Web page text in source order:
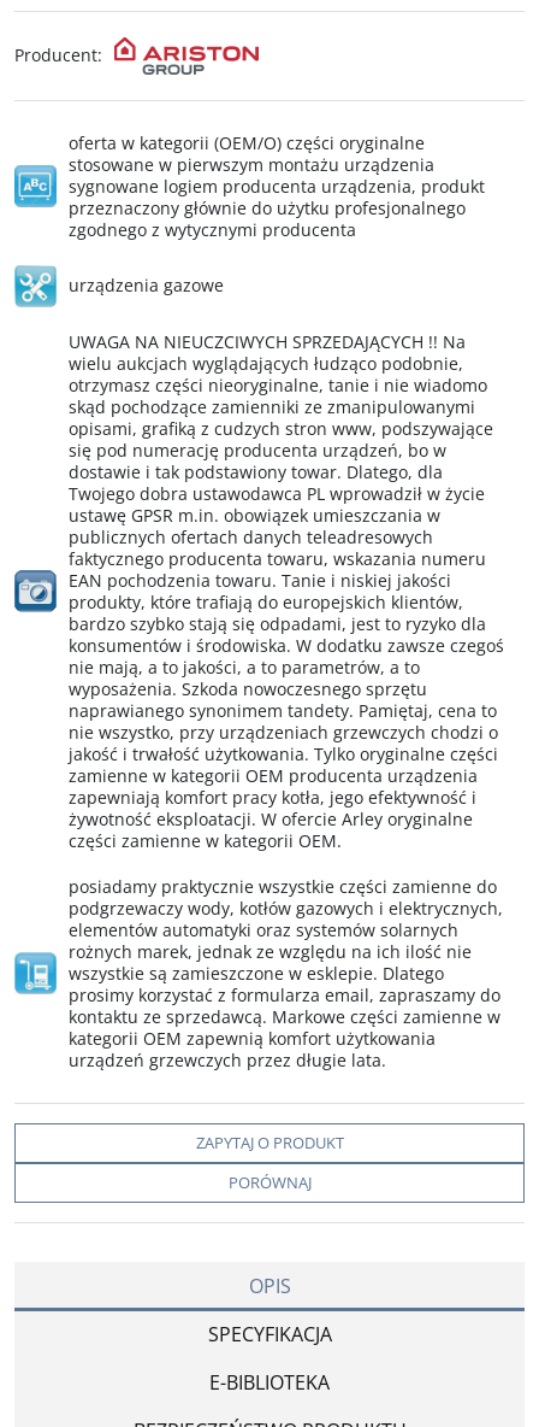
Producent:
oferta w kategorii (OEM/O) części oryginalne
stosowane w pierwszym montażu urządzenia
sygnowane logiem producenta urządzenia, produkt
przeznaczony głównie do użytku profesjonalnego
zgodnego z wytycznymi producenta
urządzenia gazowe
UWAGA NA NIEUCZCIWYCH SPRZEDAJĄCYCH !! Na
wielu aukcjach wyglądających łudząco podobnie,
otrzymasz części nieoryginalne, tanie i nie wiadomo
skąd pochodzące zamienniki ze zmanipulowanymi
opisami, grafiką z cudzych stron www, podszywające
się pod numerację producenta urządzeń, bo w
dostawie i tak podstawiony towar. Dlatego, dla
Twojego dobra ustawodawca PL wprowadził w życie
ustawę GPSR m.in. obowiązek umieszczania w
publicznych ofertach danych teleadresowych
faktycznego producenta towaru, wskazania numeru
EAN pochodzenia towaru. Tanie i niskiej jakości
produkty, które trafiają do europejskich klientów,
bardzo szybko stają się odpadami, jest to ryzyko dla
konsumentów i środowiska. W dodatku zawsze czegoś
nie mają, a to jakości, a to parametrów, a to
wyposażenia. Szkoda nowoczesnego sprzętu
naprawianego synonimem tandety. Pamiętaj, cena to
nie wszystko, przy urządzeniach grzewczych chodzi o
jakość i trwałość użytkowania. Tylko oryginalne części
zamienne w kategorii OEM producenta urządzenia
zapewniają komfort pracy kotła, jego efektywność i
żywotność eksploatacji. W ofercie Arley oryginalne
części zamienne w kategorii OEM.
posiadamy praktycznie wszystkie części zamienne do
podgrzewaczy wody, kotłów gazowych i elektrycznych,
elementów automatyki oraz systemów solarnych
rożnych marek, jednak ze względu na ich ilość nie
wszystkie są zamieszczone w esklepie. Dlatego
prosimy korzystać z formularza email, zapraszamy do
kontaktu ze sprzedawcą. Markowe części zamienne w
kategorii OEM zapewnią komfort użytkowania
urządzeń grzewczych przez długie lata.
ZAPYTAJ O PRODUKT
PORÓWNAJ
OPIS
SPECYFIKACJA
E-BIBLIOTEKA